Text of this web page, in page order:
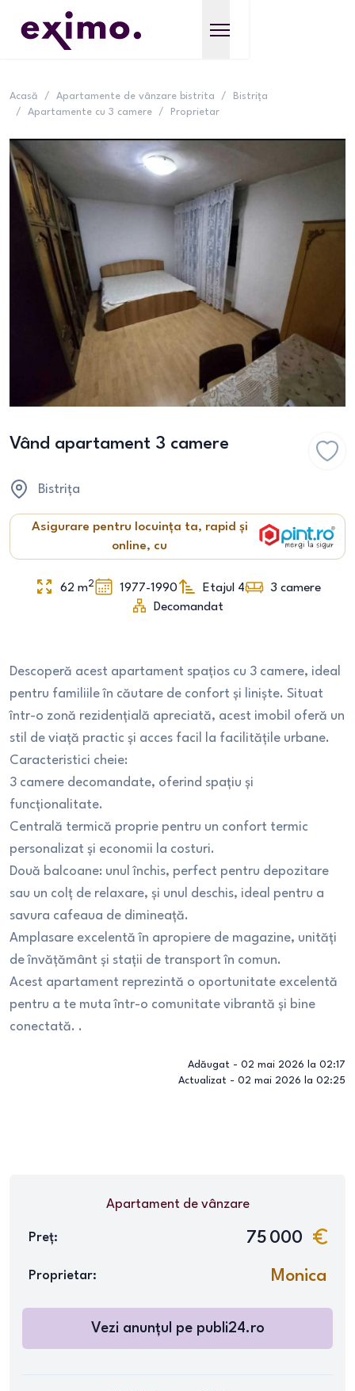
Acasă / Apartamente de vânzare bistrita /
Bistrița
/
Apartamente cu 3 camere / Proprietar
Vând apartament 3 camere
Bistrița
Asigurare pentru locuința ta, rapid și
online, cu
62m2 1977-1990 Etajul 4 3 camere
Decomandat
Descoperă acest apartament spațios cu 3 camere, ideal
pentru familiile în căutare de confort și liniște. Situat
într-o zonă rezidențială apreciată, acest imobil oferă un
stil de viață practic și acces facil la facilitățile urbane.
Caracteristici cheie:
3 camere decomandate, oferind spațiu și
funcționalitate.
Centrală termică proprie pentru un confort termic
personalizat și economii la costuri.
Două balcoane: unul închis, perfect pentru depozitare
sau un colț de relaxare, și unul deschis, ideal pentru a
savura cafeaua de dimineață.
Amplasare excelentă în apropiere de magazine, unități
de învățământ și stații de transport în comun.
Acest apartament reprezintă o oportunitate excelentă
pentru a te muta într-o comunitate vibrantă și bine
conectată. .
Adăugat - 02 mai 2026 la 02:17
Actualizat - 02 mai 2026 la 02:25
Apartamentde vânzare
Preț: 75 000
Proprietar: Monica
Vezi anunțul pe publi24.ro